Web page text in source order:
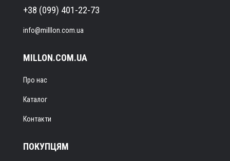
+38 (099) 401-22-73
info@milllon.com.ua
MILLON.COM.UA
Про нас
Каталог
Контакти
ПОКУПЦЯМ